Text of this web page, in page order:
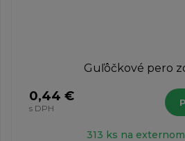
Guľôčkové pero
0,44 €
s DPH
313 ks na